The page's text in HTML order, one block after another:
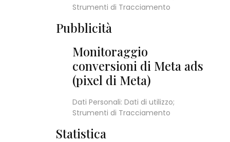
Strumenti di Tracciamento
Pubblicità
Monitoraggio
conversioni di Meta ads
(pixel di Meta)
Dati Personali: Dati di utilizzo;
Strumenti di Tracciamento
Statistica